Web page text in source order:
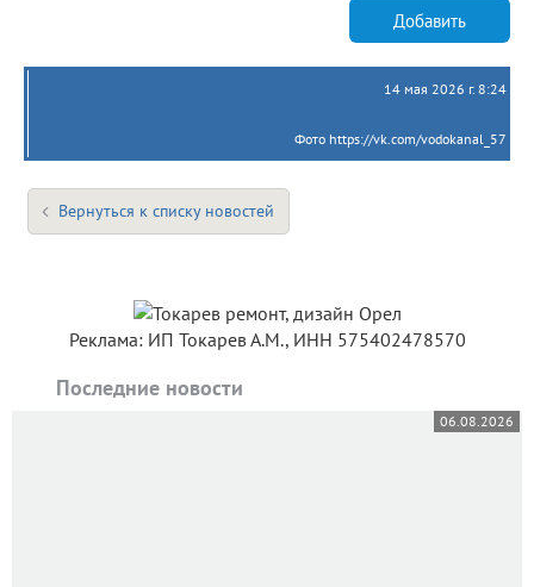
Добавить
14 мая 2026 г. 8:24
Фото https://vk.com/vodokanal_57
Вернуться к списку новостей
Реклама: ИП Токарев А.М., ИНН 575402478570
Последние новости
06.08.2026